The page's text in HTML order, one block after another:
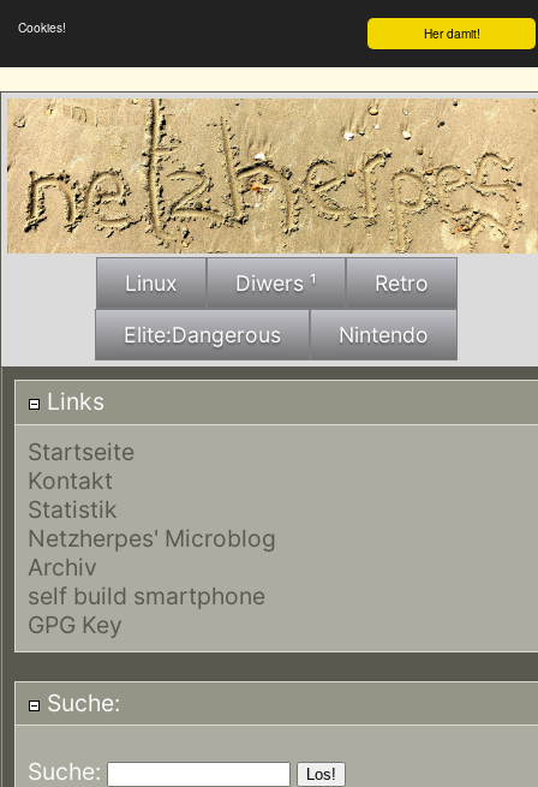
Her damit!
Cookies!
Linux Diwers ¹ Retro
Elite:Dangerous Nintendo
Links
Startseite
Kontakt
Statistik
Netzherpes' Microblog
Archiv
self build smartphone
GPG Key
Suche:
Suche: